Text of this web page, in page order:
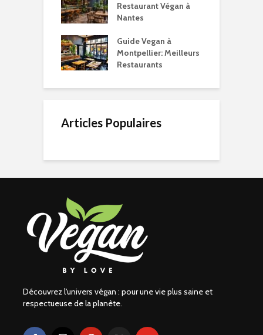
Restaurant Végan à
Nantes
Guide Vegan à
Montpellier: Meilleurs
Restaurants
Articles Populaires
Découvrez l'univers végan : pour une vie plus saine et
respectueuse de la planète.